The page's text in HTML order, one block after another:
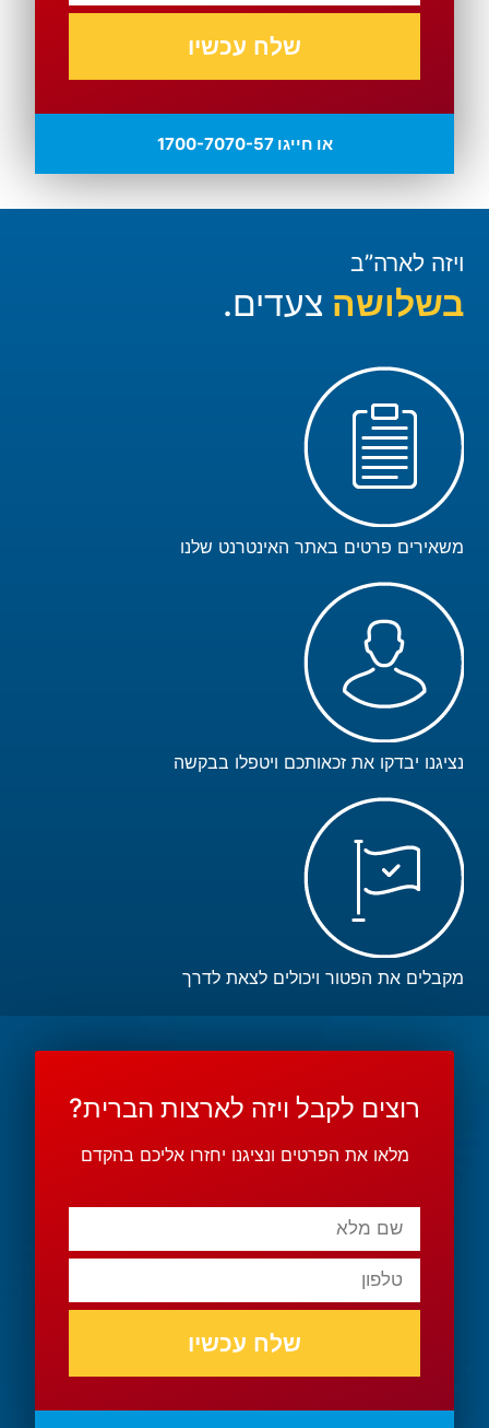
שלח עכשיו
או חייגו 1700-7070-57
ויזה לארה”ב
בשלושה צעדים.
משאירים פרטים באתר האינטרנט שלנו
נציגנו יבדקו את זכאותכם ויטפלו בבקשה
מקבלים את הפטור ויכולים לצאת לדרך
רוצים לקבל ויזה לארצות הברית?
מלאו את הפרטים ונציגנו יחזרו אליכם בהקדם
שלח עכשיו